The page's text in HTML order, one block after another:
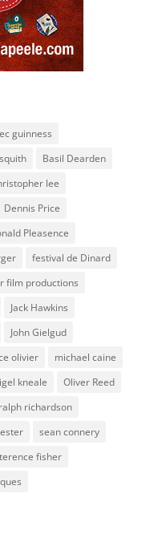
guinness
Basil Dearden
lee
Dennis Price
Pleasence
festival de Dinard
film productions
Jack Hawkins
John Gielgud
olivier
michael caine
kneale
Oliver Reed
ralph richardson
sean connery
terence fisher